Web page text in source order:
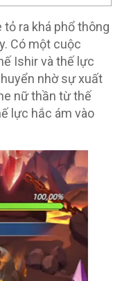
ra khá phổ thông
Có một cuộc
Ishir và thế lực
nhờ sự xuất
nữ thần từ thế
lực hắc ám vào